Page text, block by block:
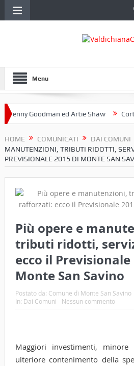
Menu
Goodman ed Artie Shaw Cortona
HOME COMUNICATI DAI COMUNI
MANUTENZIONI, TRIBUTI RIDOTTI,
PREVISIONALE 2015 DI MONTE SAN
Più opere e
tributi ridotti,
ecco il Previsionale
Monte San Savino
Postato da: Comune di Monte San Savino
In: Dai Comuni Nessun commento
Maggiori investimenti,
ulteriore contenimento della